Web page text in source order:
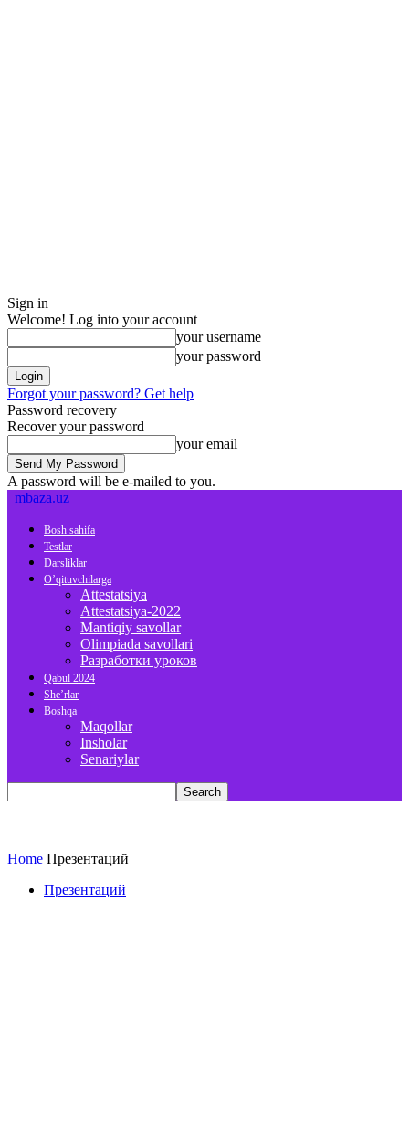
Sign in
Welcome! Log into your account
your username
your password
Forgot your password? Get help
Password recovery
Recover your password
your email
A password will be e-mailed to you.
mbaza.uz
Bosh sahifa
Testlar
Darsliklar
O’qituvchilarga
Attestatsiya
Attestatsiya-2022
Mantiqiy savollar
Olimpiada savollari
Разработки уроков
Qabul 2024
She’rlar
Boshqa
Maqollar
Insholar
Senariylar
Home Презентаций
Презентаций